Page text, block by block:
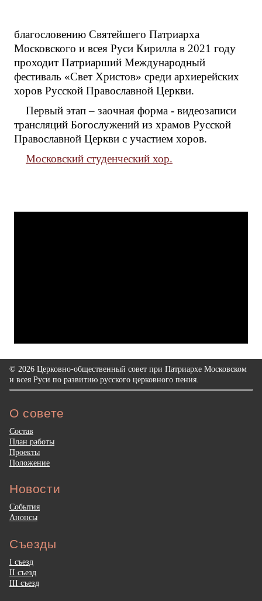
благословению Святейшего Патриарха
Московского и всея Руси Кирилла в 2021 году
проходит Патриарший Международный
фестиваль «Свет Христов» среди архиерейских
хоров Русской Православной Церкви.
Первый этап – заочная форма - видеозаписи
трансляций Богослужений из храмов Русской
Православной Церкви с участием хоров.
Московский студенческий хор.
© 2026 Церковно-общественный совет при Патриархе Московском
и всея Руси по развитию русского церковного пения.
О совете
Состав
План работы
Проекты
Положение
Новости
События
Анонсы
Съезды
I съезд
II съезд
III съезд